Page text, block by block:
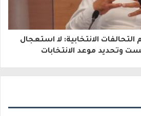
الانتخابية: لا استعجال
وتحديد موعد الانتخابات